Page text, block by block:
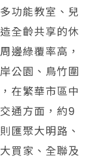
功能教室、兒
全齡共享的休
邊綠覆率高，
公園、鳥竹圍
在繁華市區中
通方面，約9
匯聚大明路、
買家、全聯及